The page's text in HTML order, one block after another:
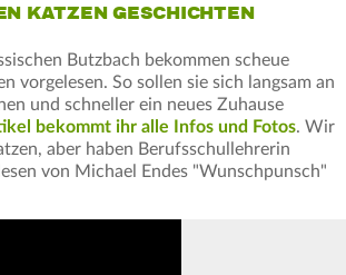
KATZEN GESCHICHTEN
Butzbach bekommen scheue
vorgelesen. So sollen sie sich langsam an
und schneller ein neues Zuhause
bekommt ihr alle Infos und Fotos. Wir
aber haben Berufsschullehrerin
von Michael Endes "Wunschpunsch"